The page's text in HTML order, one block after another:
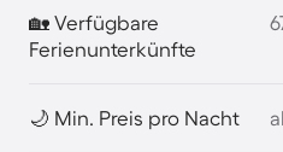
🏡 Verfügbare
Ferienunterkünfte
🌙 Min. Preis pro Nacht